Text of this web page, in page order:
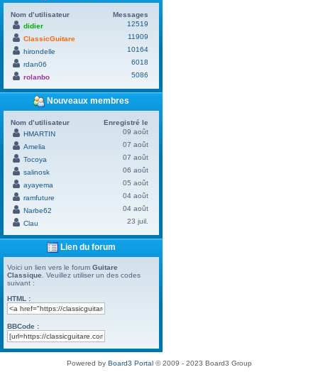
Nom d’utilisateur
Messages
didier
12519
ClassicGuitare
11909
hirondelle
10164
rdan06
6018
rolanbo
5086
Nouveaux membres
Nom d’utilisateur
Enregistré le
HMARTIN
09 août
Amelia
07 août
Tocoya
07 août
salinosk
06 août
ayayema
05 août
ramfuture
04 août
Narbe62
04 août
Clau
23 juil.
Lien du forum
Voici un lien vers le forum Guitare
Classique . Veuillez utiliser un des codes
suivant :
HTML :
BBCode :
Powered by Board3 Portal© 2009 - 2023 Board3 Group